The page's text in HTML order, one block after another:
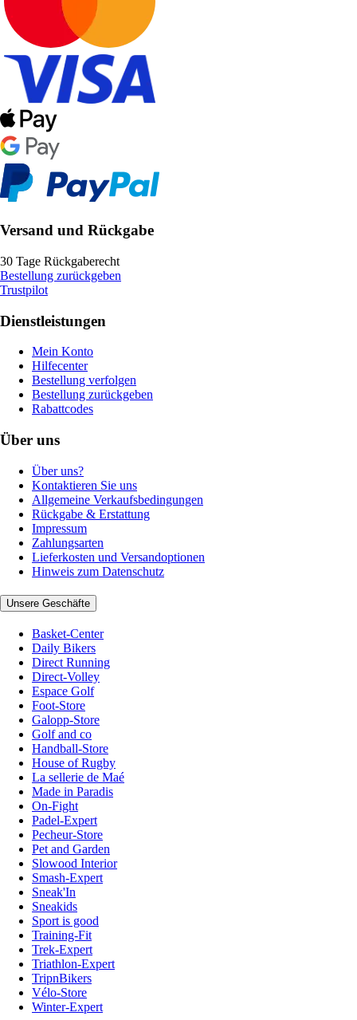
Versand und Rückgabe
30 Tage Rückgaberecht
Bestellung zurückgeben
Trustpilot
Dienstleistungen
Mein Konto
Hilfecenter
Bestellung verfolgen
Bestellung zurückgeben
Rabattcodes
Über uns
Über uns?
Kontaktieren Sie uns
Allgemeine Verkaufsbedingungen
Rückgabe & Erstattung
Impressum
Zahlungsarten
Lieferkosten und Versandoptionen
Hinweis zum Datenschutz
Unsere Geschäfte
Basket-Center
Daily Bikers
Direct Running
Direct-Volley
Espace Golf
Foot-Store
Galopp-Store
Golf and co
Handball-Store
House of Rugby
La sellerie de Maé
Made in Paradis
On-Fight
Padel-Expert
Pecheur-Store
Pet and Garden
Slowood Interior
Smash-Expert
Sneak'In
Sneakids
Sport is good
Training-Fit
Trek-Expert
Triathlon-Expert
TripnBikers
Vélo-Store
Winter-Expert